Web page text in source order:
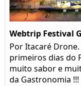
Webtrip Festival
Por Itacaré
primeiros dias do
muito sabor e
da Gastronomia !!!